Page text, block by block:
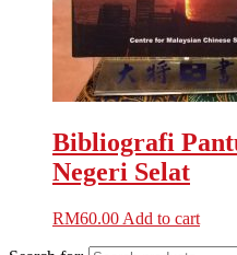
Bibliografi
Negeri Selat
RM60.00 Add to cart